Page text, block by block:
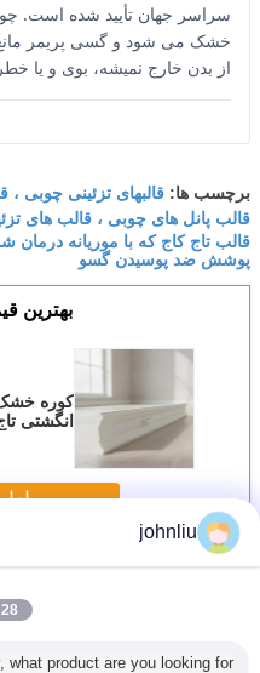
سراسر جهان تأیید شده است.
خشک می شود و گسی پریمر
از بدن خارج نميشه، بوی و یا
برچسب ها: قالبهای تزئینی چوبی ،
قالب پانل های چوبی ، قالب های
پوشش ضد پوسیدن گسو
بهترين
کوره خشک
انگشتی
بیشقالبهای تزئینی چوبی
johnliu
AM
what product are you looking for?